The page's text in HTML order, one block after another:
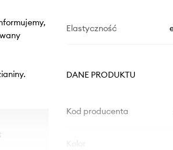
Elastyczność
DANE PRODUKTU
Kod producenta